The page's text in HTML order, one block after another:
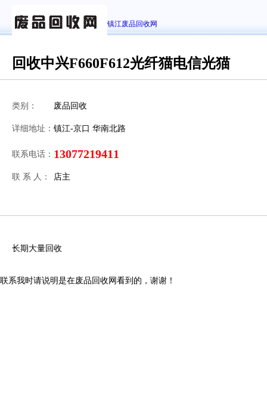
镇江废品回收网
回收中兴F660F612光纤猫电信光猫
类别： 废品回收
详细地址： 镇江-京口 华南北路
联系电话： 13077219411
联 系 人： 店主
长期大量回收
联系我时请说明是在废品回收网看到的，谢谢！